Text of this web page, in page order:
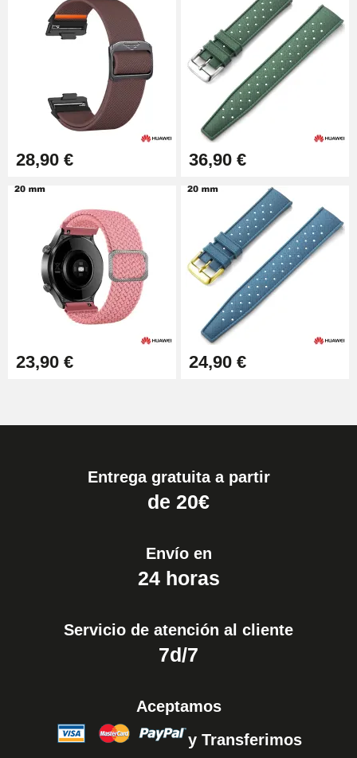
28,90 € 36,90 €
23,90 € 24,90 €
Entrega gratuita a partir
de 20€
Envío en
24 horas
Servicio de atención al cliente
7d/7
Aceptamos
y Transferimos